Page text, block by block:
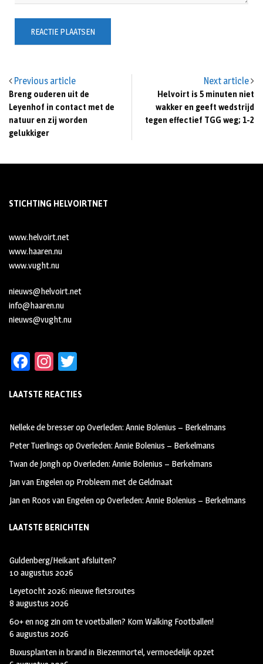
Previous article
Breng ouderen uit de
Leyenhof in contact met de
natuur en zij worden
gelukkiger
Next article
Helvoirt is 5 minuten niet
wakker en geeft wedstrijd
tegen effectief TGG weg; 1-2
STICHTING HELVOIRTNET
www.helvoirt.net
www.haaren.nu
www.vught.nu
nieuws@helvoirt.net
info@haaren.nu
nieuws@vught.nu
Fa
b
oo
k
In
ag
m
tt
LAATSTE REACTIES
Nelleke de bresseropOverleden: Annie Bolenius – Berkelmans
Peter Tuerlings opOverleden: Annie Bolenius – Berkelmans
Twan de JonghopOverleden: Annie Bolenius – Berkelmans
Jan van Engelenop Probleem met de Geldmaat
Jan en Roos van EngelenopOverleden: Annie Bolenius – Berkelmans
LAATSTE BERICHTEN
Guldenberg/Heikant afsluiten?
10 augustus 2026
Leyetocht 2026: nieuwe fietsroutes
8 augustus 2026
60+ en nog zin om te voetballen? Kom Walking Footballen!
6 augustus 2026
Buxusplanten in brand in Biezenmortel, vermoedelijk opzet